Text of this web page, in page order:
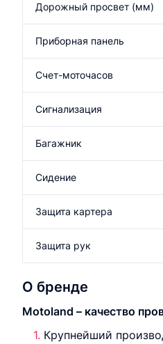
Дорожный просвет (мм)
Приборная панель
Счет-моточасов
Сигнализация
Багажник
Сидение
Защита картера
Защита рук
О бренде
Motoland – качество
Крупнейший